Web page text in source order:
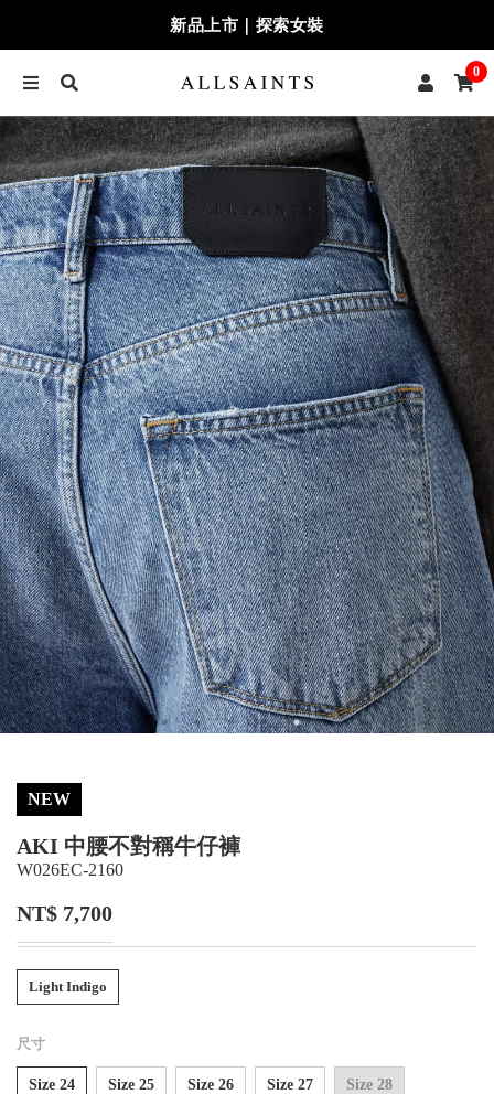
新品上市｜探索女裝
0
NEW
AKI 中腰不對稱牛仔褲
W026EC-2160
NT$ 7,700
Light Indigo
尺寸
Size 24 Size 25 Size 26 Size 27 Size 28